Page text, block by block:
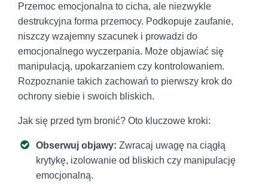
Przemoc emocjonalna to cicha, ale niezwykle
destrukcyjna forma przemocy. Podkopuje zaufanie,
niszczy wzajemny szacunek i prowadzi do
emocjonalnego wyczerpania. Może objawiać się
manipulacją, upokarzaniem czy kontrolowaniem.
Rozpoznanie takich zachowań to pierwszy krok do
ochrony siebie i swoich bliskich.
Jak się przed tym bronić? Oto kluczowe kroki:
Obserwuj objawy: Zwracaj uwagę na ciągłą
krytykę, izolowanie od bliskich czy manipulację
emocjonalną.